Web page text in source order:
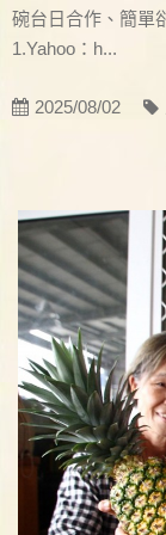
碗台日合作、簡單
1.Yahoo：h...
2025/08/02